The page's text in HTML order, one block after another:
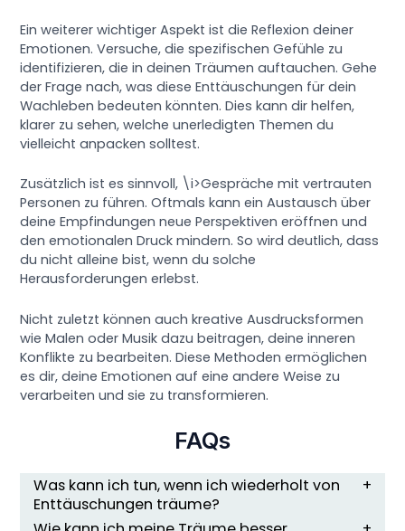
Ein weiterer wichtiger Aspekt ist die Reflexion deiner
Emotionen. Versuche, die spezifischen Gefühle zu
identifizieren, die in deinen Träumen auftauchen. Gehe
der Frage nach, was diese Enttäuschungen für dein
Wachleben bedeuten könnten. Dies kann dir helfen,
klarer zu sehen, welche unerledigten Themen du
vielleicht anpacken solltest.
Zusätzlich ist es sinnvoll, \i>Gespräche mit vertrauten
Personen zu führen. Oftmals kann ein Austausch über
deine Empfindungen neue Perspektiven eröffnen und
den emotionalen Druck mindern. So wird deutlich, dass
du nicht alleine bist, wenn du solche
Herausforderungen erlebst.
Nicht zuletzt können auch kreative Ausdrucksformen
wie Malen oder Musik dazu beitragen, deine inneren
Konflikte zu bearbeiten. Diese Methoden ermöglichen
es dir, deine Emotionen auf eine andere Weise zu
verarbeiten und sie zu transformieren.
FAQs
Was kann ich tun, wenn ich wiederholt von
Enttäuschungen träume?